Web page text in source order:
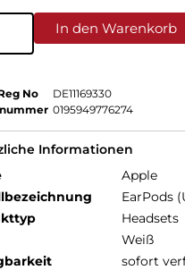
In den Warenkorb
No
DE11169330
0195949776274
Informationen
Apple
EarPods
Headsets
Weiß
sofort